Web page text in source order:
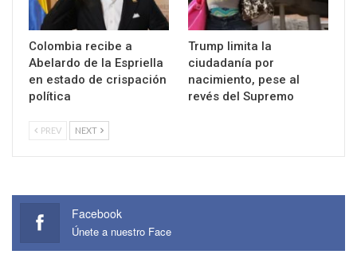
Colombia recibe a
Abelardo de la Espriella
en estado de crispación
política
Trump limita la
ciudadanía por
nacimiento, pese al
revés del Supremo
PREV NEXT
Facebook
Únete a nuestro Face